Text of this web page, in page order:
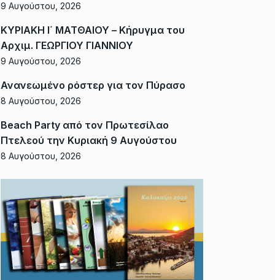
9 Αυγούστου, 2026
ΚΥΡΙΑΚΗ Ι΄ ΜΑΤΘΑΙΟΥ – Κήρυγμα του
Αρχιμ. ΓΕΩΡΓΙΟΥ ΓΙΑΝΝΙΟΥ
9 Αυγούστου, 2026
Ανανεωμένο ρόστερ για τον Πύρασο
8 Αυγούστου, 2026
Beach Party από τον Πρωτεσίλαο
Πτελεού την Κυριακή 9 Αυγούστου
8 Αυγούστου, 2026